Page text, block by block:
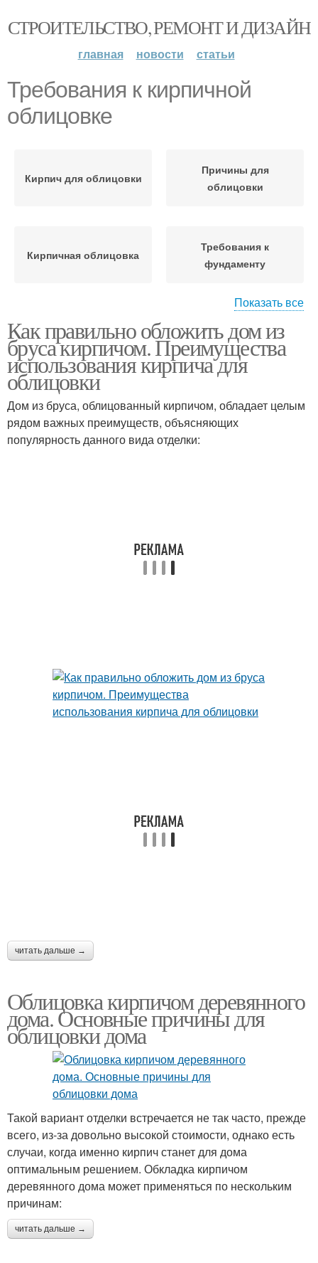
СТРОИТЕЛЬСТВО, РЕМОНТ И ДИЗАЙН
главная новости статьи
Требования к кирпичной
облицовке
Кирпич для облицовки
Причины для
облицовки
Кирпичная облицовка
Требования к
фундаменту
Кирпичные стены
Показать все
Как правильно обложить дом из
бруса кирпичом. Преимущества
использования кирпича для
облицовки
Дом из бруса, облицованный кирпичом, обладает целым
рядом важных преимуществ, объясняющих
популярность данного вида отделки:
читать дальше →
Облицовка кирпичом деревянного
дома. Основные причины для
облицовки дома
Такой вариант отделки встречается не так часто, прежде
всего, из-за довольно высокой стоимости, однако есть
случаи, когда именно кирпич станет для дома
оптимальным решением. Обкладка кирпичом
деревянного дома может применяться по нескольким
причинам:
читать дальше →